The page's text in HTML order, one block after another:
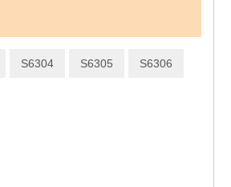
S6304 S6305 S6306